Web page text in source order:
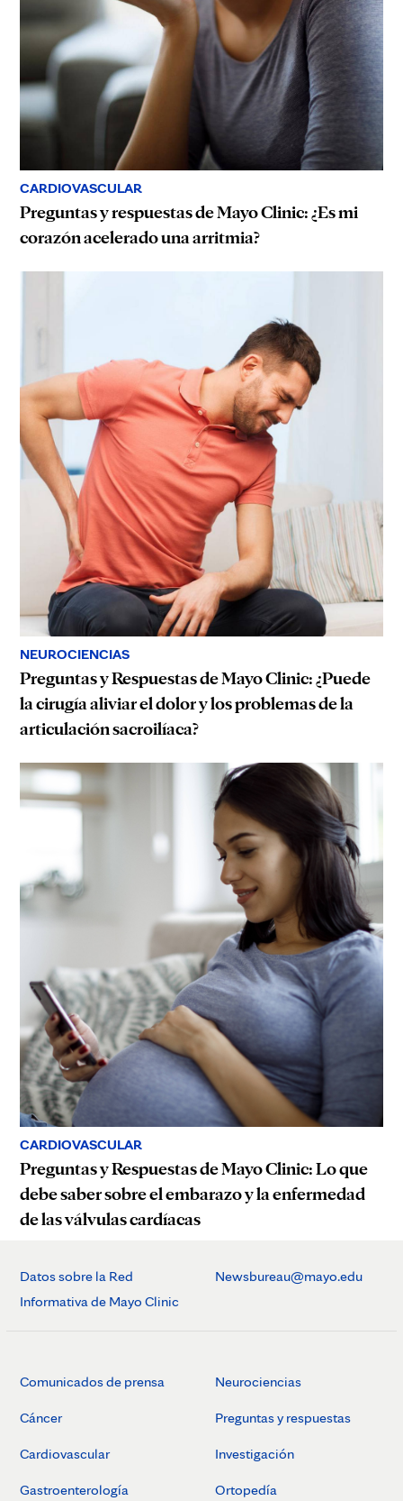
CARDIOVASCULAR
Preguntas y respuestas de Mayo Clinic: ¿Es mi
corazón acelerado una arritmia?
NEUROCIENCIAS
Preguntas y Respuestas de Mayo Clinic: ¿Puede
la cirugía aliviar el dolor y los problemas de la
articulación sacroilíaca?
CARDIOVASCULAR
Preguntas y Respuestas de Mayo Clinic: Lo que
debe saber sobre el embarazo y la enfermedad
de las válvulas cardíacas
Datos sobre la Red
Informativa de Mayo Clinic
Newsbureau@mayo.edu
Comunicados de prensa
Cáncer
Cardiovascular
Gastroenterología
Neurociencias
Preguntas y respuestas
Investigación
Ortopedía